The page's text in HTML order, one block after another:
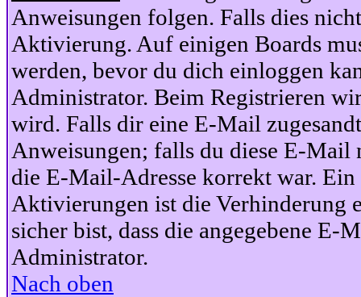
Anweisungen folgen. Falls dies
Aktivierung. Auf einigen Boards
werden, bevor du dich einloggen
Administrator. Beim Registrieren
wird. Falls dir eine E-Mail
Anweisungen; falls du diese E-Mail
die E-Mail-Adresse korrekt war.
Aktivierungen ist die Verhinderung
sicher bist, dass die angegebene
Administrator.
Nach oben